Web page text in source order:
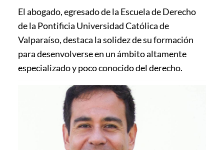
El abogado, egresado de la Escuela de Derecho
de la Pontificia Universidad Católica de
Valparaíso, destaca la solidez de su formación
para desenvolverse en un ámbito altamente
especializado y poco conocido del derecho.